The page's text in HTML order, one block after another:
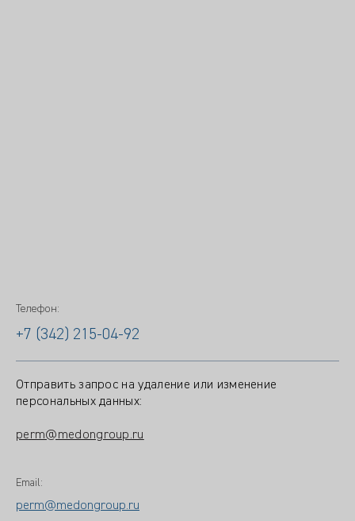
Телефон:
+7 (342) 215-04-92
Отправить запрос на удаление или изменение
персональных данных:
perm@medongroup.ru
Email:
perm@medongroup.ru